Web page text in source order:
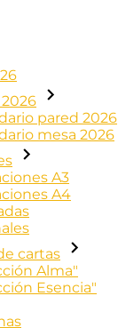
pared 2026
mesa 2026
A3
A4
cartas
Alma"
Esencia"